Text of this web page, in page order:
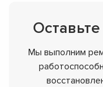
Мы выполним